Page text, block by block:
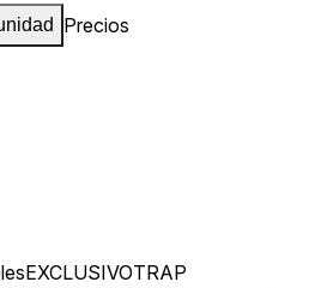
Precios
EXCLUSIVOTRAP